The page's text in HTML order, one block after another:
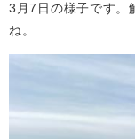
3月7日の様子です。
ね。